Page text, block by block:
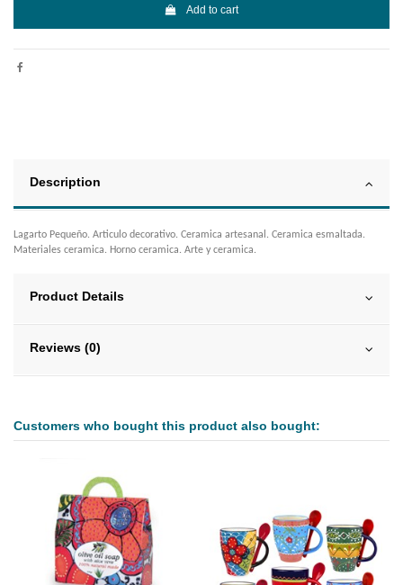
Add to cart
Description
Lagarto Pequeño. Articulo decorativo. Ceramica artesanal. Ceramica esmaltada.
Materiales ceramica. Horno ceramica. Arte y ceramica.
Product Details
Reviews (0)
Customers who bought this product also bought: